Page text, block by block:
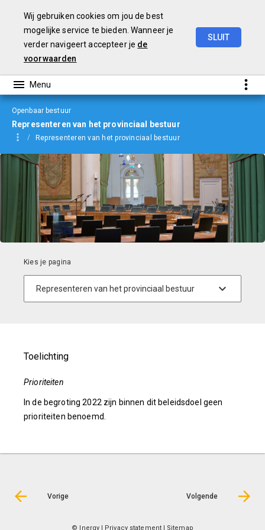
Wij gebruiken cookies om jou de best
mogelijke service te bieden. Wanneer je
verder navigeert accepteer je de
voorwaarden
SLUIT
Openbaar bestuur
Representeren van het provinciaal bestuur
Representeren van het provinciaal bestuur
Toelichting
Prioriteiten
In de begroting 2022 zijn binnen dit beleidsdoel geen
prioriteiten benoemd.
Vorige Volgende
© Inergy Privacy statement| Sitemap